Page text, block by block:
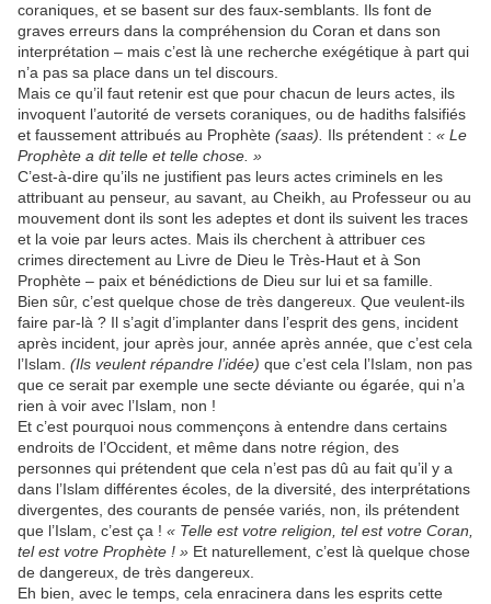
coraniques, et se basent sur des faux-semblants. Ils font de
graves erreurs dans la compréhension du Coran et dans son
interprétation – mais c’est là une recherche exégétique à part qui
n’a pas sa place dans un tel discours.
Mais ce qu’il faut retenir est que pour chacun de leurs actes, ils
invoquent l’autorité de versets coraniques, ou de hadiths falsifiés
et faussement attribués au Prophète (saas). Ils prétendent : « Le
Prophète a dit telle et telle chose. »
C’est-à-dire qu’ils ne justifient pas leurs actes criminels en les
attribuant au penseur, au savant, au Cheikh, au Professeur ou au
mouvement dont ils sont les adeptes et dont ils suivent les traces
et la voie par leurs actes. Mais ils cherchent à attribuer ces
crimes directement au Livre de Dieu le Très-Haut et à Son
Prophète – paix et bénédictions de Dieu sur lui et sa famille.
Bien sûr, c’est quelque chose de très dangereux. Que veulent-ils
faire par-là ? Il s’agit d’implanter dans l’esprit des gens, incident
après incident, jour après jour, année après année, que c’est cela
l’Islam. (Ils veulent répandre l’idée) que c’est cela l’Islam, non pas
que ce serait par exemple une secte déviante ou égarée, qui n’a
rien à voir avec l’Islam, non !
Et c’est pourquoi nous commençons à entendre dans certains
endroits de l’Occident, et même dans notre région, des
personnes qui prétendent que cela n’est pas dû au fait qu’il y a
dans l’Islam différentes écoles, de la diversité, des interprétations
divergentes, des courants de pensée variés, non, ils prétendent
que l’Islam, c’est ça ! « Telle est votre religion, tel est votre Coran,
tel est votre Prophète ! » Et naturellement, c’est là quelque chose
de dangereux, de très dangereux.
Eh bien, avec le temps, cela enracinera dans les esprits cette